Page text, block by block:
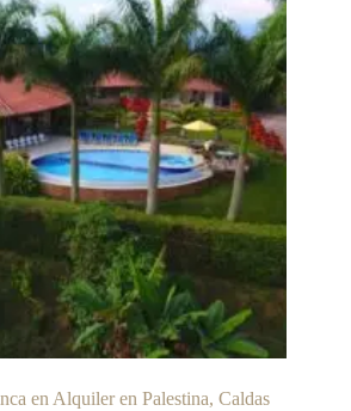
en Alquiler en Palestina, Caldas